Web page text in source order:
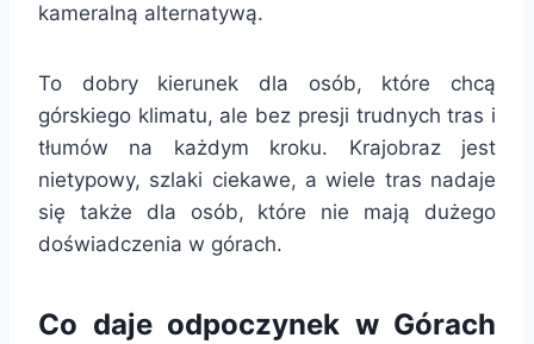
kameralną alternatywą.
To dobry kierunek dla osób, które chcą
górskiego klimatu, ale bez presji trudnych tras i
tłumów na każdym kroku. Krajobraz jest
nietypowy, szlaki ciekawe, a wiele tras nadaje
się także dla osób, które nie mają dużego
doświadczenia w górach.
Co daje odpoczynek w Górach